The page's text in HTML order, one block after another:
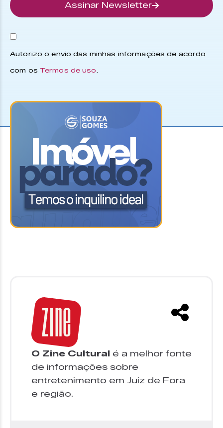
Assinar Newsletter
Autorizo o envio das minhas informações de acordo
com os Termos de uso.
O Zine Cultural é a melhor fonte
de informações sobre
entretenimento em Juiz de Fora
e região.